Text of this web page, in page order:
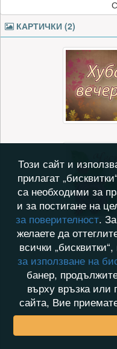
КАРТИЧКИ (2)
Този сайт и
прилагат
са необходими за
и за постигане на
за поверителност.
желаете да
всички
за използване на
банер,
върху връзка или
сайта, Вие